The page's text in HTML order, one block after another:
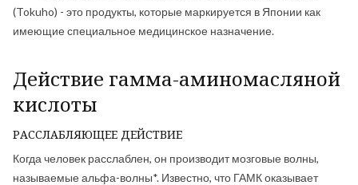
(Tokuho) - это продукты, которые маркируется в Японии как
имеющие специальное медицинское назначение.
Действие гамма-аминомасляной
кислоты
РАССЛАБЛЯЮЩЕЕ ДЕЙСТВИЕ
Когда человек расслаблен, он производит мозговые волны,
называемые альфа-волны*. Известно, что ГАМК оказывает